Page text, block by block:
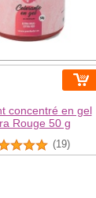
concentré en gel
Rouge 50 g
(19)